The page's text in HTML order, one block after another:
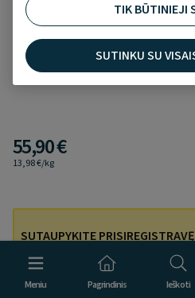
Meniu Pagrindinis Ieškoti
Royal Canin Hair&Skin
4kg
Atsiliepimų nėra
55,90 €
13,98 €/kg
SUTAUPYKITE
LOJALUMO PROGRAMOS!
Prisijunkite ir pirkdami 3
TIK BŪTINIEJI
SUTINKU SU